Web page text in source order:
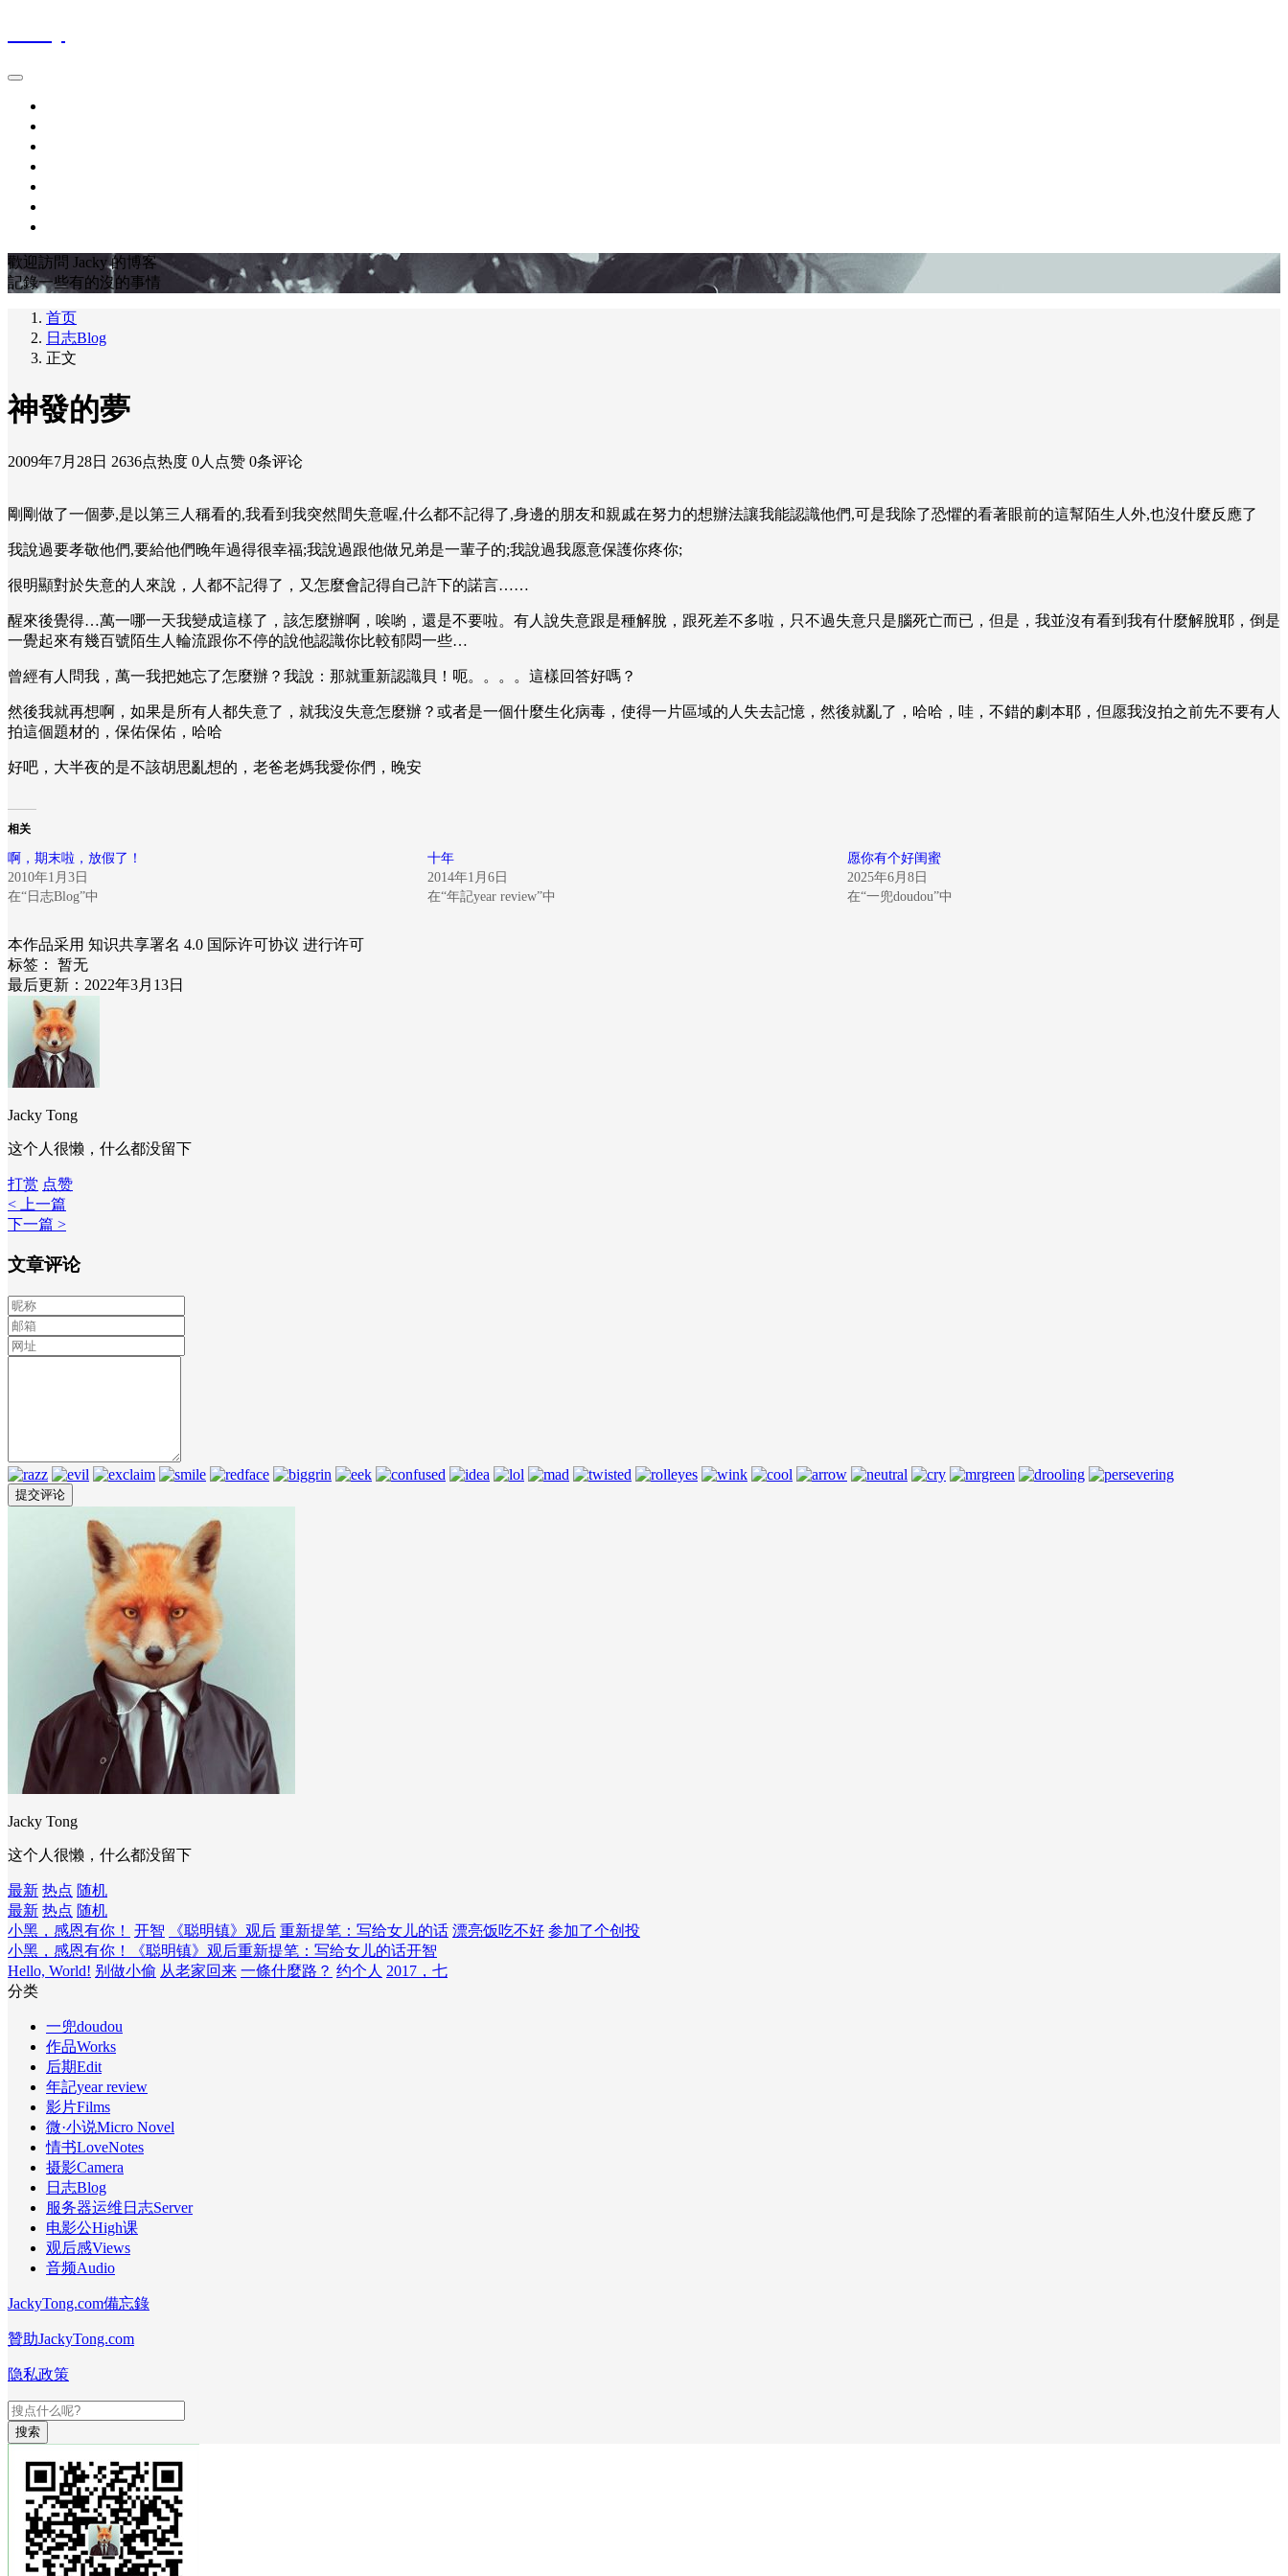
歡迎訪問 Jacky 的博客
記錄一些有的沒的事情
首页
日志Blog
正文
神發的夢
2009年7月28日 2636点热度 0人点赞 0条评论
剛剛做了一個夢,是以第三人稱看的,我看到我突然間失意喔,什么都不記得了,身邊的朋友和親戚在努力的想辦法讓我能認識他們,可是我除了恐懼的看著眼前的這幫陌生人外,也沒什麼反應了
我說過要孝敬他們,要給他們晚年過得很幸福;我說過跟他做兄弟是一輩子的;我說過我愿意保護你疼你;
很明顯對於失意的人來說，人都不記得了，又怎麼會記得自己許下的諾言……
醒來後覺得…萬一哪一天我變成這樣了，該怎麼辦啊，唉喲，還是不要啦。有人說失意跟是種解脫，跟死差不多啦，只不過失意只是腦死亡而已，但是，我並沒有看到我有什麼解脫耶，倒是
一覺起來有幾百號陌生人輪流跟你不停的說他認識你比較郁悶一些…
曾經有人問我，萬一我把她忘了怎麼辦？我說：那就重新認識貝！呃。。。。這樣回答好嗎？
然後我就再想啊，如果是所有人都失意了，就我沒失意怎麼辦？或者是一個什麼生化病毒，使得一片區域的人失去記憶，然後就亂了，哈哈，哇，不錯的劇本耶，但愿我沒拍之前先不要有人
拍這個題材的，保佑保佑，哈哈
好吧，大半夜的是不該胡思亂想的，老爸老媽我愛你們，晚安
相关
啊，期末啦，放假了！
2010年1月3日
在“日志Blog”中
十年
2014年1月6日
在“年記year review”中
愿你有个好闺蜜
2025年6月8日
在“一兜doudou”中
本作品采用 知识共享署名 4.0 国际许可协议 进行许可
标签：
暂无
最后更新：2022年3月13日
Jacky Tong
这个人很懒，什么都没留下
打赏 点赞
< 上一篇
下一篇 >
文章评论
Jacky Tong
这个人很懒，什么都没留下
最新 热点 随机
最新 热点 随机
小黑，感恩有你！
开智 《聪明镇》观后 重新提笔：写给女儿的话 漂亮饭吃不好 参加了个创投
小黑，感恩有你！
《聪明镇》观后重新提笔：写给女儿的话开智
Hello, World! 别做小偷 从老家回来 一條什麼路？ 约个人 2017，七
分类
一兜doudou
作品Works
后期Edit
年記year review
影片Films
微·小说Micro Novel
情书LoveNotes
摄影Camera
日志Blog
服务器运维日志Server
电影公High课
观后感Views
音频Audio
JackyTong.com備忘錄
贊助JackyTong.com
隐私政策
搜索